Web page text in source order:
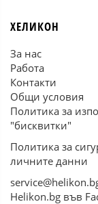
ХЕЛИКОН
За нас
Работа
Контакти
Общи условия
Политика за
"бисквитки"
Политика за
личните данни
Helikon.bg във